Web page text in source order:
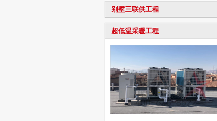
别墅三联供工程
超低温采暖工程